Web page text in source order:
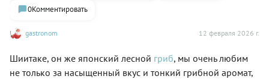
gastronom 12 февраля 2026 г.
0Комментировать
Шиитаке, он же японский лесной гриб, мы очень любим
не только за насыщенный вкус и тонкий грибной аромат,